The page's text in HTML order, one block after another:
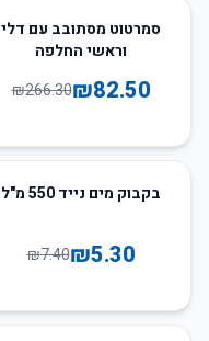
69
סמרטוט מסתובב עם דלי
וראשי החלפה
₪82.50
₪266.30
28
בקבוק מים נייד 550 מ"ל
₪5.30
₪7.40